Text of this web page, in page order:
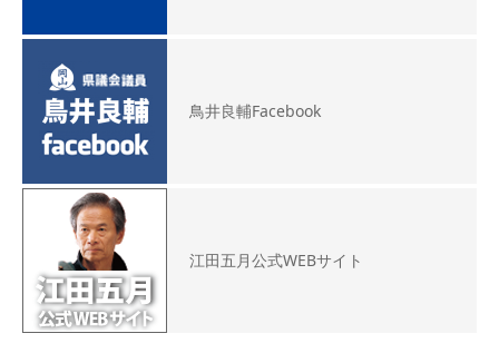
鳥井良輔Facebook
江田五月公式WEBサイト